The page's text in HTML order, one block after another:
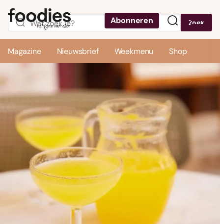
Abonneren Zoek
Magazine Nieuwsbrief Weekmenu Shop